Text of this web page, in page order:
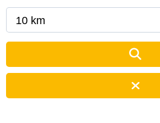
10 km